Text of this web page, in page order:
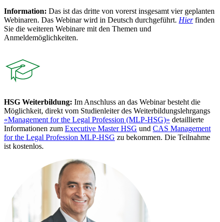
Information: Das ist das dritte von vorerst insgesamt vier geplanten
Webinaren. Das Webinar wird in Deutsch durchgeführt. Hierfinden
Sie die weiteren Webinare mit den Themen und
Anmeldemöglichkeiten.
HSG Weiterbildung: Im Anschluss an das Webinar besteht die
Möglichkeit, direkt vom Studienleiter des Weiterbildungslehrgangs
«Management for the Legal Profession (MLP-HSG)» detaillierte
Informationen zum Executive Master HSG und CAS Management
for the Legal Profession MLP-HSG zu bekommen. Die Teilnahme
ist kostenlos.